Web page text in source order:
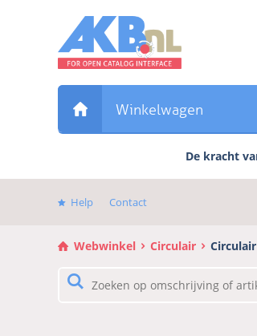
Direct
het
hoofdmenu
Winkelwagen
De kracht
Help Contact
Webwinkel Circulair